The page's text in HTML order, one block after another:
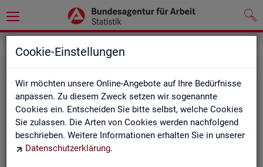
Cookie-Einstellungen
Wir möchten unsere Online-Angebote auf Ihre Bedürfnisse
anpassen. Zu diesem Zweck setzen wir sogenannte
Cookies ein. Entscheiden Sie bitte selbst, welche Cookies
Sie zulassen. Die Arten von Cookies werden nachfolgend
beschrieben. Weitere Informationen erhalten Sie in unserer
Datenschutzerklärung.